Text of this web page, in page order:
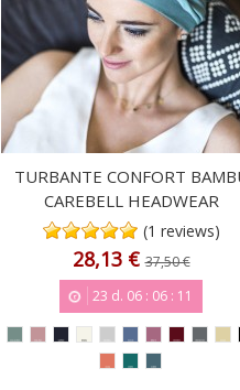
TURBANTE CONFORT
CAREBELL HEADWEAR
(1 reviews)
28,13 €37,50 €
23 d. 06 : 06 : 10